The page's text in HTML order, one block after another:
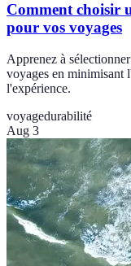
Comment choisir
pour vos voyages
Apprenez à
voyages en minimisant
l'expérience.
voyagedurabilité
Aug 3